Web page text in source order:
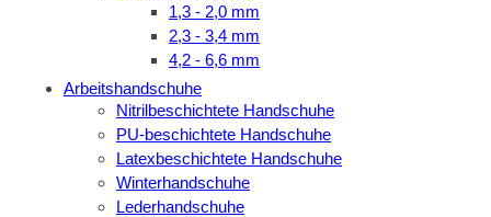
1,3 - 2,0 mm
2,3 - 3,4 mm
4,2 - 6,6 mm
Arbeitshandschuhe
Nitrilbeschichtete Handschuhe
PU-beschichtete Handschuhe
Latexbeschichtete Handschuhe
Winterhandschuhe
Lederhandschuhe